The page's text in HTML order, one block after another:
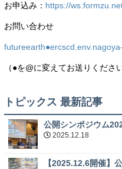
お申込み： https://
お問い合わせ
（●を@に変えてお送りくださ
トピックス 最新記事
公開シンポジウム
2025.12.18
【2025.12.6開催】